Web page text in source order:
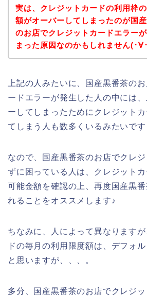
実は、クレジットカードの利用枠
額がオーバーしてしまったのが国
のお店でクレジットカードエラー
まった原因なのかもしれません(･∀
上記の人みたいに、国産黒番茶の
ードエラーが発生した人の中には
ーしてしまったためにクレジット
てしまう人も数多くいるみたいです
なので、国産黒番茶のお店でクレジ
ずに困っている人は、クレジット
可能金額を確認の上、再度国産黒
れることをオススメします♪
ちなみに、人によって異なります
ドの毎月の利用限度額は、デフォ
と思いますが、、、。
多分、国産黒番茶のお店でクレジ